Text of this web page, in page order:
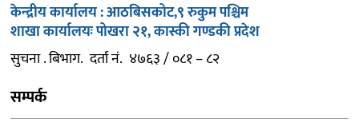
केन्द्रीय कार्यालय : आठबिसकोट,९ रुकुम पश्चिम
शाखा कार्यालयः पोखरा २१, कास्की गण्डकी प्रदेश
सुचना . बिभाग. दर्ता नं. ४७६३ / ०८१ – ८२
सम्पर्क